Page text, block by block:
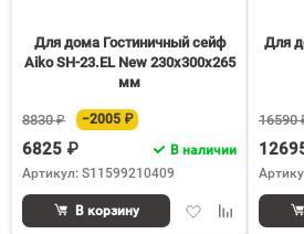
Для дома Гостиничный сейф
Aiko SH-23.EL New 230x300x265
мм
8830 ₽ −2005 ₽
6825 ₽
В наличии
Артикул: S11599210409
ДобавитьДобавить
В корзину
Для
16590